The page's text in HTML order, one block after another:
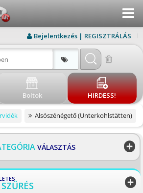
VISSZA
Bejelentkezés | REGISZTRÁLÁS
Boltok HIRDESS!
Alsószénégető (Unterkohlstätten)
VÁLASZTÁS
SZŰRÉS